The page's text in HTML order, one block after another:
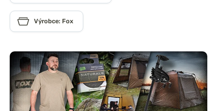
Výrobce: Fox